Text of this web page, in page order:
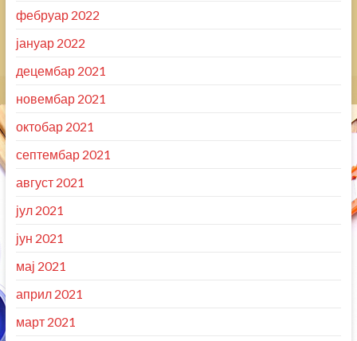
фебруар 2022
јануар 2022
децембар 2021
новембар 2021
октобар 2021
септембар 2021
август 2021
јул 2021
јун 2021
мај 2021
април 2021
март 2021